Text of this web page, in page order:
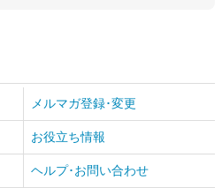
メルマガ登録･変更
お役立ち情報
ヘルプ･お問い合わせ